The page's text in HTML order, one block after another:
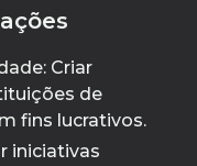
Criar
de
fins lucrativos.
iniciativas